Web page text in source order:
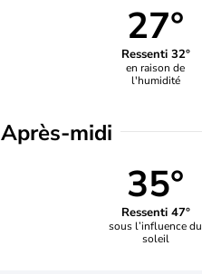
27°
Ressenti 32°
en raison de
l'humidité
Après-midi
35°
Ressenti 47°
sous l’influence du
soleil